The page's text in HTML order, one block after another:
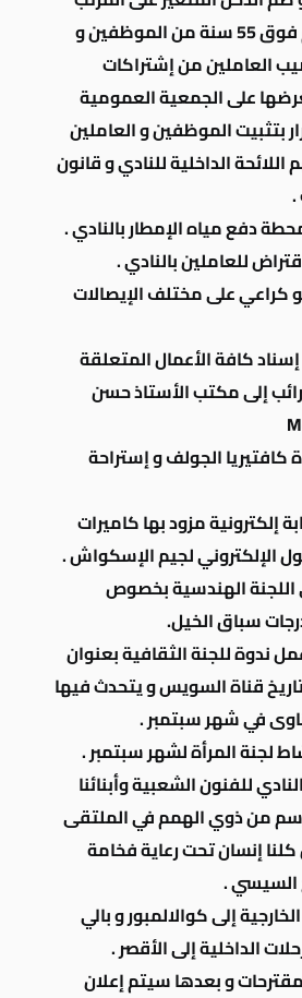
الأساسي لمن هم فوق 55 سنة من الموظفين و
العاملين من إشتراكات
على الجمعية العمومية
بتثبيت الموظفين و العاملين
الداخلية للنادي و قانون
.
كراعي على مختلف الإيصالات
كافة الأعمال المتعلقة
إلى مكتب الأستاذ حسن
كافتيريا الجولف و إستراحة
إلكترونية مزود بها كاميرات
الإلكتروني لجيم الإسكواش .
اللجنة الهندسية بخصوص
سباق الخيل.
ندوة للجنة الثقافية بعنوان
قناة السويس و يتحدث فيها
في شهر سبتمبر .
للفنون الشعبية وأبنائنا
من ذوي الهمم في الملتقى
إنسان تحت رعاية فخامة
السيسي .
الخارجية إلى كوالالمبور و بالي
الداخلية إلى الأقصر .
و بعدها سيتم إعلان